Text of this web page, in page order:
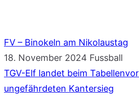
FV – Binokeln am Nikolaustag
18. November 2024 Fussball
TGV-Elf landet beim
ungefährdeten Kantersieg